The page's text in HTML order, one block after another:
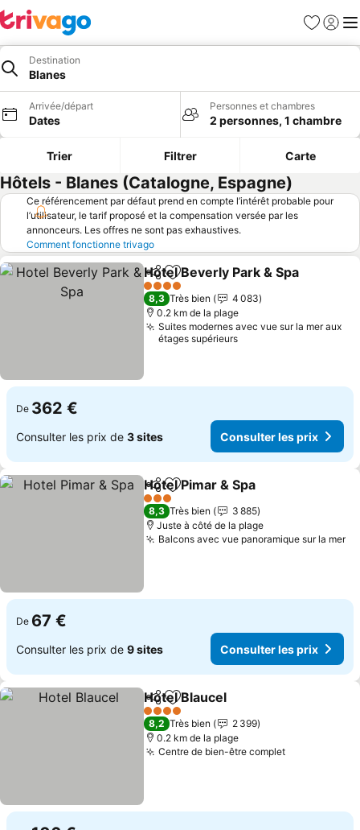
Favoris
Se
Destination
Blanes
Arrivée/départ
Dates
Personnes et chambres
2 personnes, 1 chambre
Trier Filtrer Carte
Hôtels - Blanes (Catalogne, Espagne)
Ce référencement par défaut prend en compte l’intérêt probable pour
l’utilisateur, le tarif proposé et la compensation versée par les
annonceurs. Les offres ne sont pas exhaustives.
Comment fonctionne trivago
PartagerAjouter à mes favoris
Hotel Beverly Park & Spa
4 Étoiles
8,3 Très bien
4 083
0.2 km de la plage
Suites modernes avec vue sur la mer aux
étages supérieurs
De 362 €
Consulter les prix de 3 sites Consulter les prix
PartagerAjouter à mes favoris
Hotel Pimar & Spa
3 Étoiles
8,3 Très bien
3 885
Juste à côté de la plage
Balcons avec vue panoramique sur la mer
De 67 €
Consulter les prix de 9 sites Consulter les prix
PartagerAjouter à mes favoris
Hotel Blaucel
4 Étoiles
8,2 Très bien
2 399
0.2 km de la plage
Centre de bien-être complet